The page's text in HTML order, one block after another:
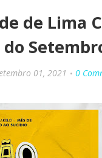
de Lima
01, 2021 0